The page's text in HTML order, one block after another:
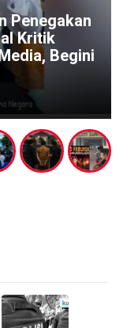
Polisi
Arena